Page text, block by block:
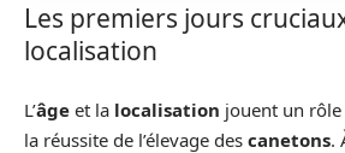
Les premiers jours
localisation
L’âge et la localisation jouent un
la réussite de l’élevage des canetons.